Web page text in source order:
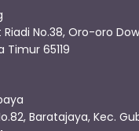
No.38, Oro-oro
Timur 65119
Baratajaya, Kec.